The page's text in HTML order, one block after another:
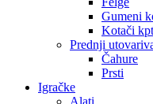
Gumeni
Kotači
Prednji
Čahure
Prsti
Igračke
Alati